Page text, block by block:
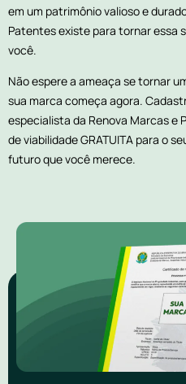
em um patrimônio valioso e
Patentes existe para tornar essa
você.
Não espere a ameaça se tornar
sua marca começa agora.
especialista da Renova Marcas e
de viabilidade GRATUITA para o
futuro que você merece.